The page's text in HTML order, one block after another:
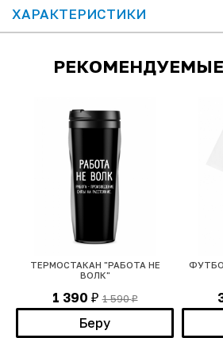
ХАРАКТЕРИСТИКИ
ТЕРМОСТАКАН "РАБОТА НЕ
ВОЛК"
1 390 ₽ 1 590₽
Беру